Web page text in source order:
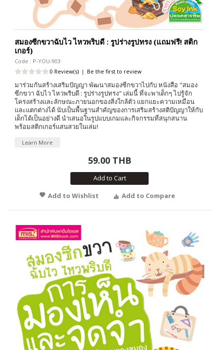
สมองซีกขวาฉับไว ไหวพริบดี : รูปร่างรูปทรง (แถมฟรี! สติก
เกอร์)
Code : P-YOU-903
0 Review(s) | Be the first to review
มาร่วมกันสร้างเสริมปัญญา พัฒนาสมองซีกขวาไปกับ หนังสือ "สมอง
ซีกขวา ฉับไว ไหวพริบดี : รูปร่างรูปทรง" เล่มนี้ ที่จะพาเด็กๆ ไปรู้จัก
โครงสร้างและลักษณะภายนอกของสิ่งใกล้ตัว แยกแยะความเหมือน
และแตกต่างได้ นับเป็นพื้นฐานสำคัญของการเสริมสร้างสติปัญญาให้กับ
เด็กได้เป็นอย่างดี นำเสนอในรูปแบบเกมและกิจกรรมที่สนุกสนาน
พร้อมสติกเกอร์แสนสวยในเล่ม!
Learn More
59.00 THB
Add to Cart
Add to Wishlist
Add to Compare